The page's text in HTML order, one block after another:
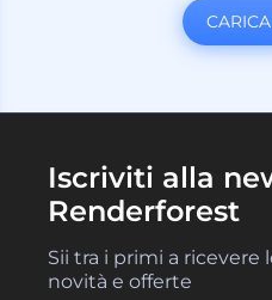
Iscriviti alla
Renderforest
Sii tra i primi a
novità e offerte